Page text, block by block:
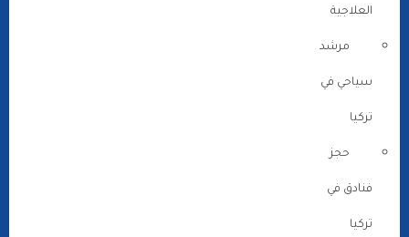
العلاجية
مرشد
سياحي في
تركيا
حجز
فنادق في
تركيا